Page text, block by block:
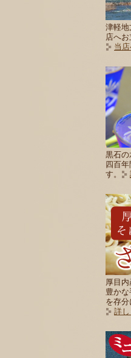
津軽地
店へお
当
黒石の
四百
す。
厚目
豊か
を存分
詳